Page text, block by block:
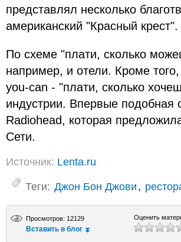
представлял несколько
американский "Красный крест".
По схеме "плати, сколько
например, и отели. Кроме
you-can - "плати, сколько
индустрии. Впервые подобная
Radiohead, которая
Сети.
Источник: Lenta.ru
Теги: Джон Бон Джови,
Просмотров: 12129
Вставить в блог
Оценить